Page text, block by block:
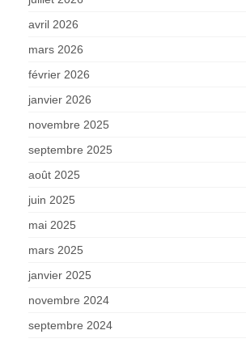
avril 2026
mars 2026
février 2026
janvier 2026
novembre 2025
septembre 2025
août 2025
juin 2025
mai 2025
mars 2025
janvier 2025
novembre 2024
septembre 2024